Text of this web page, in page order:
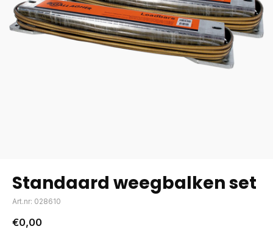
Standaard weegbalken set
Art.nr: 028610
€0,00